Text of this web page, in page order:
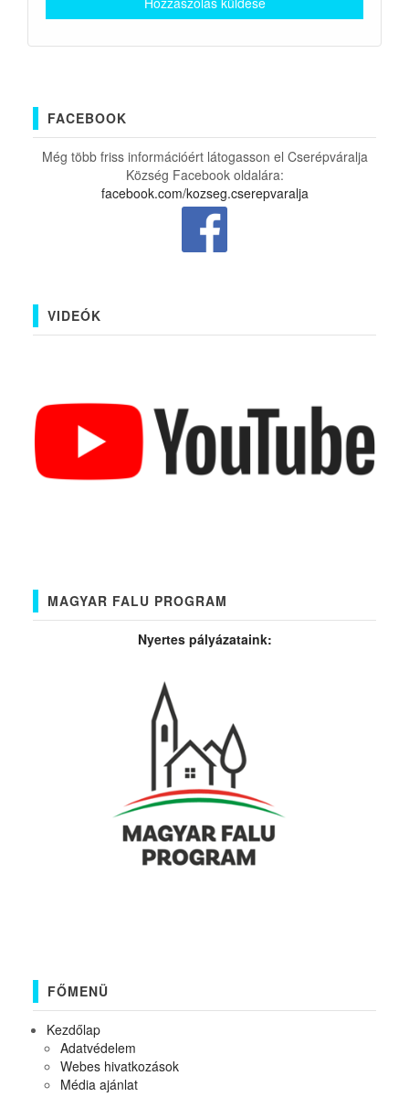
FACEBOOK
Még több friss információért látogasson el Cserépváralja
Község Facebook oldalára:
facebook.com/kozseg.cserepvaralja
VIDEÓK
MAGYAR FALU PROGRAM
Nyertes pályázataink:
FŐMENÜ
Kezdőlap
Adatvédelem
Webes hivatkozások
Média ajánlat